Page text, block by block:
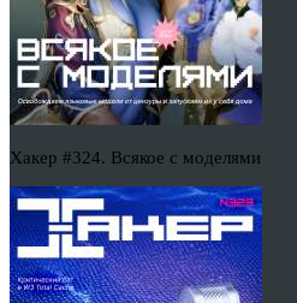
Хакер #324. Всякое с моделями